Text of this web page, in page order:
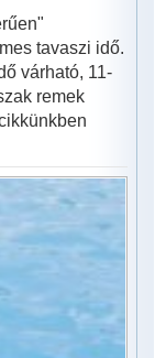
tavaszi idő.
várható, 11-
remek